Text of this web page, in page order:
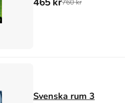
760 kr
Svenska rum 3